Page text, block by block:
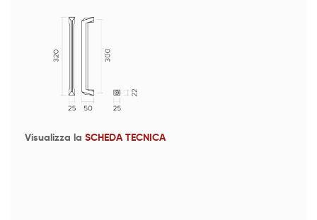
Visualizza la SCHEDA TECNICA